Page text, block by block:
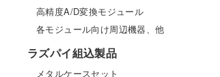
ご購入はこちら
高精度A/D変換モジュール
各モジュール向け周辺機器、他
ラズパイ組込製品
メタルケースセット